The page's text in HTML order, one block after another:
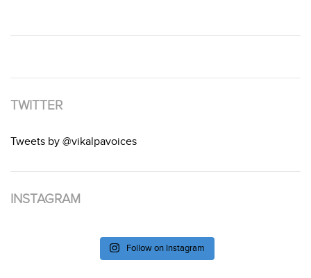
TWITTER
Tweets by @vikalpavoices
INSTAGRAM
Follow on Instagram